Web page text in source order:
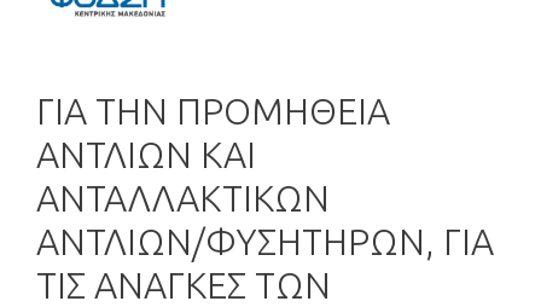
ΓΙΑ ΤΗΝ ΠΡΟΜΗΘΕΙΑ
ΑΝΤΛΙΩΝ ΚΑΙ
ΑΝΤΑΛΛΑΚΤΙΚΩΝ
ΑΝΤΛΙΩΝ/ΦΥΣΗΤΗΡΩΝ, ΓΙΑ
ΤΙΣ ΑΝΑΓΚΕΣ ΤΩΝ